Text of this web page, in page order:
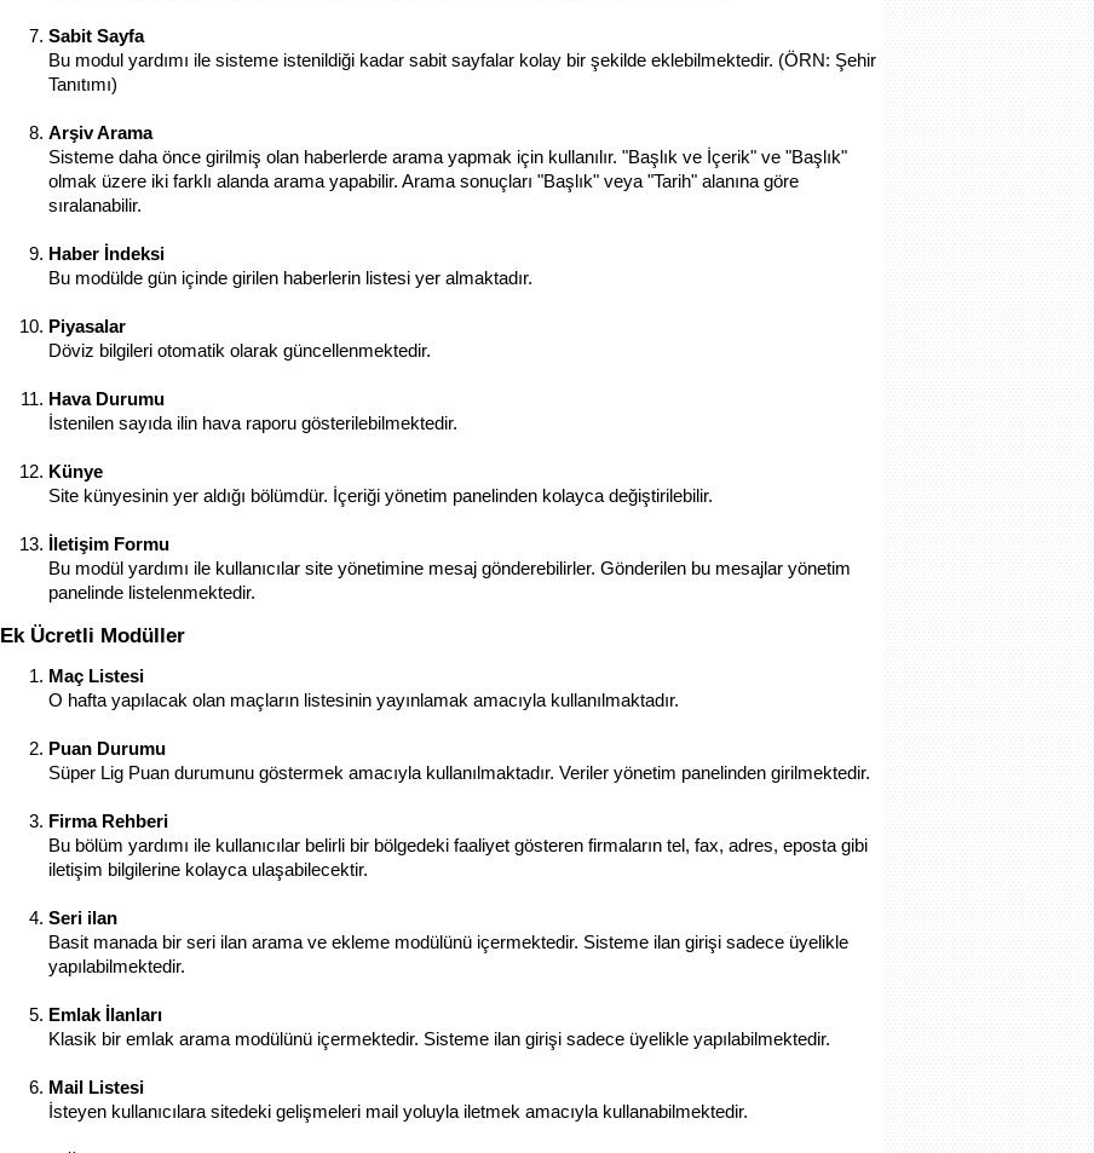
Sabit Sayfa
Bu modul yardımı ile sisteme istenildiği kadar sabit sayfalar kolay bir şekilde eklebilmektedir. (ÖRN: Şehir
Tanıtımı)
Arşiv Arama
Sisteme daha önce girilmiş olan haberlerde arama yapmak için kullanılır. "Başlık ve İçerik" ve "Başlık"
olmak üzere iki farklı alanda arama yapabilir. Arama sonuçları "Başlık" veya "Tarih" alanına göre
sıralanabilir.
Haber İndeksi
Bu modülde gün içinde girilen haberlerin listesi yer almaktadır.
Piyasalar
Döviz bilgileri otomatik olarak güncellenmektedir.
Hava Durumu
İstenilen sayıda ilin hava raporu gösterilebilmektedir.
Künye
Site künyesinin yer aldığı bölümdür. İçeriği yönetim panelinden kolayca değiştirilebilir.
İletişim Formu
Bu modül yardımı ile kullanıcılar site yönetimine mesaj gönderebilirler. Gönderilen bu mesajlar yönetim
panelinde listelenmektedir.
Ek Ücretli Modüller
Maç Listesi
O hafta yapılacak olan maçların listesinin yayınlamak amacıyla kullanılmaktadır.
Puan Durumu
Süper Lig Puan durumunu göstermek amacıyla kullanılmaktadır. Veriler yönetim panelinden girilmektedir.
Firma Rehberi
Bu bölüm yardımı ile kullanıcılar belirli bir bölgedeki faaliyet gösteren firmaların tel, fax, adres, eposta gibi
iletişim bilgilerine kolayca ulaşabilecektir.
Seri ilan
Basit manada bir seri ilan arama ve ekleme modülünü içermektedir. Sisteme ilan girişi sadece üyelikle
yapılabilmektedir.
Emlak İlanları
Klasik bir emlak arama modülünü içermektedir. Sisteme ilan girişi sadece üyelikle yapılabilmektedir.
Mail Listesi
İsteyen kullanıcılara sitedeki gelişmeleri mail yoluyla iletmek amacıyla kullanabilmektedir.